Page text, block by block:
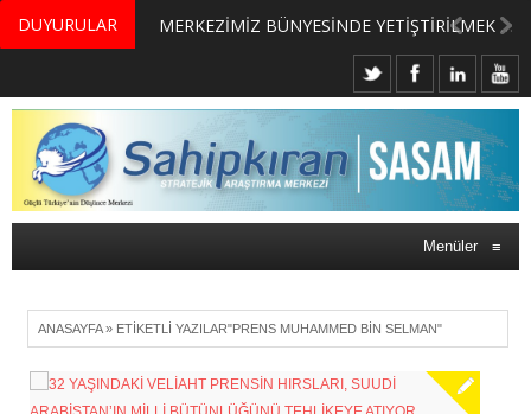
DUYURULAR MERKEZİMİZ BÜNYESİNDE YETİŞTİRİLMEK ÜZERE GÖNÜLLÜ ÜLKE MASASI UZMANI VE UZMAN ADAYLARI ARIYORUZ
Menüler ≡
ANASAYFA» ETIKETLI YAZILAR"PRENS MUHAMMED BIN SELMAN"